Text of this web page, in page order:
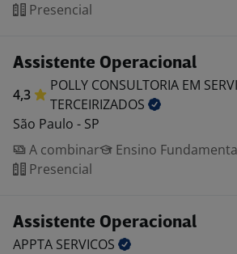
Presencial
Assistente Operacional
4,3
POLLY CONSULTORIA EM
TERCEIRIZADOS
São Paulo - SP
A combinar
Ensino
Presencial
Assistente Operacional
APPTA SERVICOS